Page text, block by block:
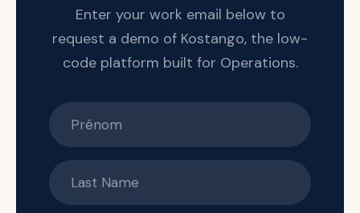
Enter your work email below to
request a demo of Kostango, the low-
code platform built for Operations.